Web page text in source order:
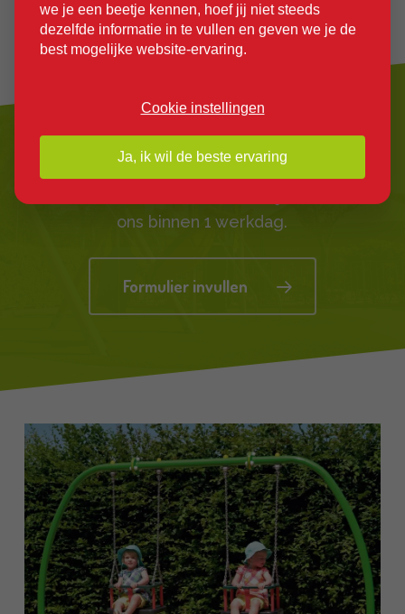
Vrijblijvend eenofferte op maat?
ons binnen 1 werkdag.
Formulier invullen
we je een beetje kennen, hoef jij niet steeds
dezelfde informatie in te vullen en geven we je de
best mogelijke website-ervaring.
Cookie instellingen
Ja, ik wil de beste ervaring